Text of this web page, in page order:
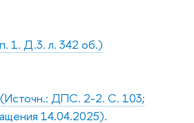
1. Д.3. л. 342 об.)
(Источн.: ДПС. 2-2. С. 103;
14.04.2025).